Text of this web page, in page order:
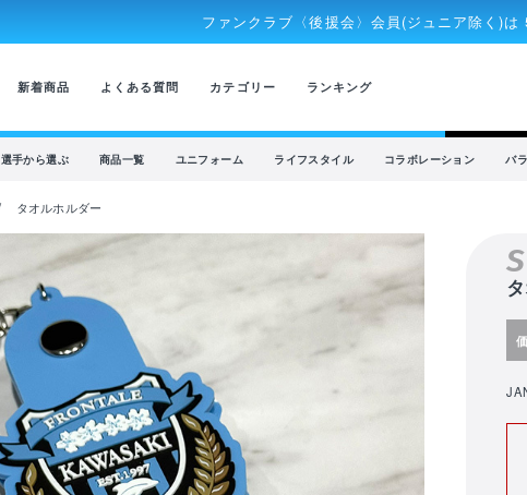
ファンクラブ〈後援会〉会員(ジュニア除く)
新着商品 よくある質問 カテゴリー ランキング
選手から選ぶ 商品一覧 ユニフォーム ライフスタイル コラボレーション バ
タオルホルダー